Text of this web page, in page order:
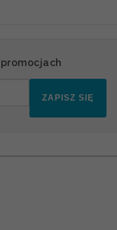
ZAPISZ SIĘ